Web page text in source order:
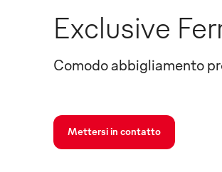
Exclusive
Comodo abbigliamento
Mettersi in contatto